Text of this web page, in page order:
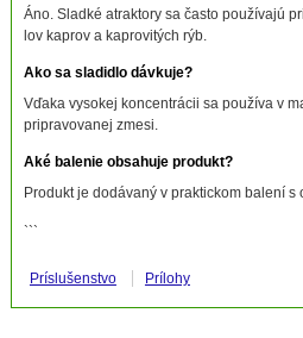
Áno. Sladké atraktory sa často používajú
lov kaprov a kaprovitých rýb.
Ako sa sladidlo dávkuje?
Vďaka vysokej koncentrácii sa používa v
pripravovanej zmesi.
Aké balenie obsahuje produkt?
Produkt je dodávaný v praktickom balení s
```
Príslušenstvo Prílohy